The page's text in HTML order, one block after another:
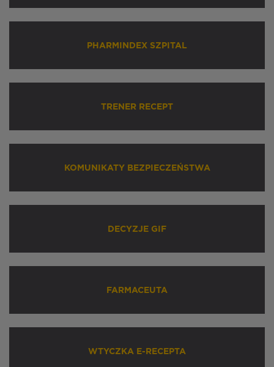
PHARMINDEX SZPITAL
TRENER RECEPT
KOMUNIKATY BEZPIECZEŃSTWA
DECYZJE GIF
FARMACEUTA
WTYCZKA E-RECEPTA